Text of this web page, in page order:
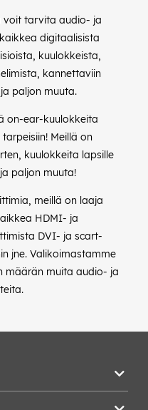
voit tarvita audio- ja
digitaalisista
kuulokkeista,
kannettaviin
paljon muuta.
on-ear-kuulokkeita
Meillä on
kuulokkeita lapsille
paljon muuta!
meillä on laaja
HDMI- ja
DVI- ja scart-
jne. Valikoimastamme
määrän muita audio- ja